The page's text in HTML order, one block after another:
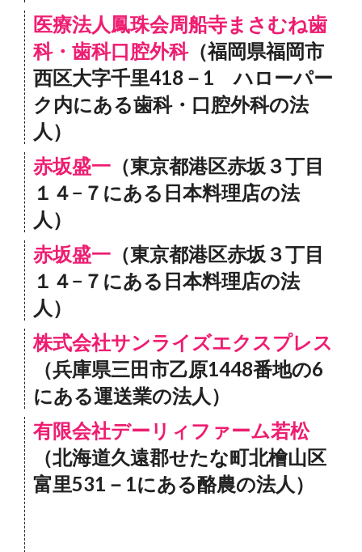
医療法人鳳珠会周船寺まさむね歯
科・歯科口腔外科（福岡県福岡市
西区大字千里418－1 ハローパー
ク内にある歯科・口腔外科の法
人）
赤坂盛一 （東京都港区赤坂３丁目
１４−７にある日本料理店の法
人）
赤坂盛一 （東京都港区赤坂３丁目
１４−７にある日本料理店の法
人）
株式会社サンライズエクスプレス
（兵庫県三田市乙原1448番地の6
にある運送業の法人）
有限会社デーリィファーム若松
（北海道久遠郡せたな町北檜山区
富里531－1にある酪農の法人）